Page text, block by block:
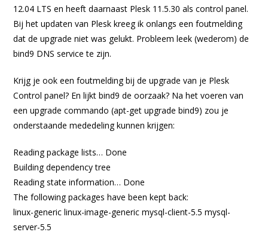
12.04 LTS en heeft daarnaast Plesk 11.5.30 als control panel.
Bij het updaten van Plesk kreeg ik onlangs een foutmelding
dat de upgrade niet was gelukt. Probleem leek (wederom) de
bind9 DNS service te zijn.
Krijg je ook een foutmelding bij de upgrade van je Plesk
Control panel? En lijkt bind9 de oorzaak? Na het voeren van
een upgrade commando (apt-get upgrade bind9) zou je
onderstaande mededeling kunnen krijgen:
Reading package lists… Done
Building dependency tree
Reading state information… Done
The following packages have been kept back:
linux-generic linux-image-generic mysql-client-5.5 mysql-
server-5.5